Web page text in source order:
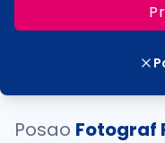
Posao Fotograf